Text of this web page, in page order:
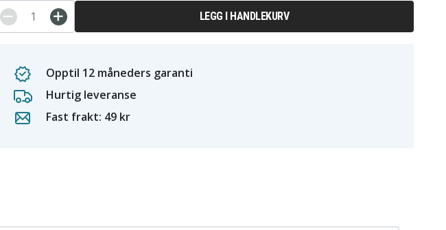
LEGG I HANDLEKURV
Opptil 12 måneders garanti
Hurtig leveranse
Fast frakt: 49 kr